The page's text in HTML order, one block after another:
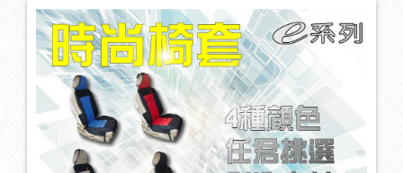
旗桿 3
防碰片 3